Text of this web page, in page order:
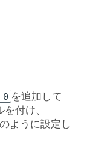
を追加して
付け、
ように設定し